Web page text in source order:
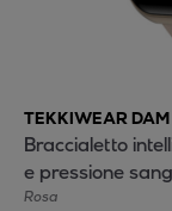
TEKKIWEAR DAM
Braccialetto
e pressione
Rosa